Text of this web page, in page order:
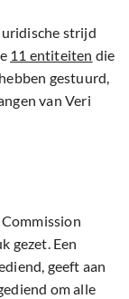
strijd
11 entiteiten die
gestuurd,
van Veri
gezet. Een
geeft aan
om alle